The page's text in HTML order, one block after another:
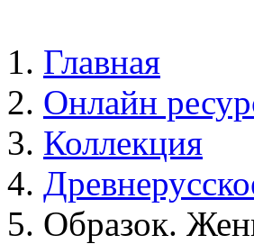
Главная
Онлайн
Коллекция
Образок.